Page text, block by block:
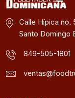
Calle Hípica no.
Santo Domingo
849-505-1801